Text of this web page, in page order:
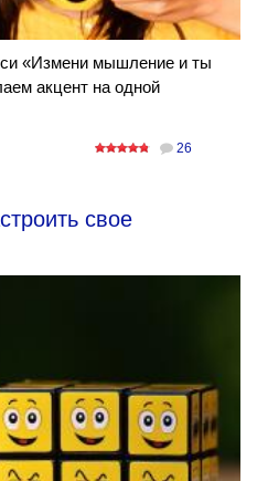
«Измени мышление и ты
акцент на одной
26
свое